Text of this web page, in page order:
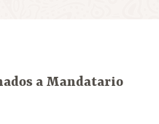
a Mandatario